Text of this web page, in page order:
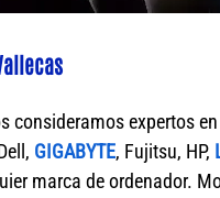
consideramos expertos en
GIGABYTE, Fujitsu, HP,
marca de ordenador.